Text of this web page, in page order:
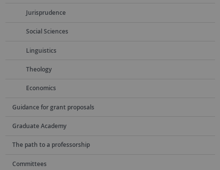
Jurisprudence
Social Sciences
Linguistics
Theology
Economics
Guidance for grant proposals
Graduate Academy
The path to a professorship
Committees